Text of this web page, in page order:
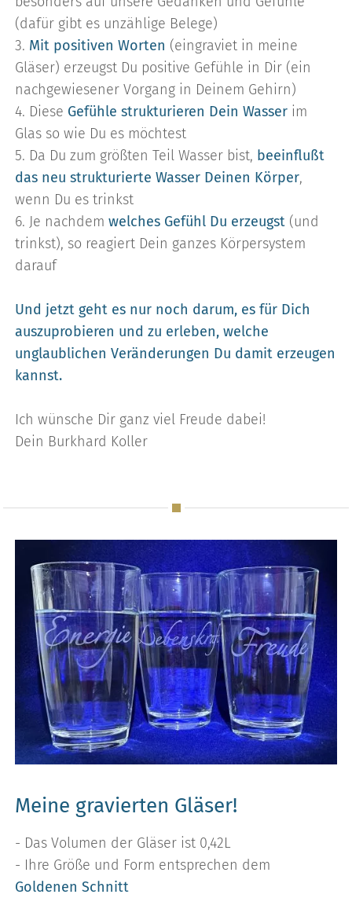
(dafür gibt es unzählige Belege)
3. Mit positiven Worten (eingraviet in meine
Gläser) erzeugst Du positive Gefühle in Dir (ein
nachgewiesener Vorgang in Deinem Gehirn)
4. Diese Gefühle strukturieren Dein Wasser im
Glas so wie Du es möchtest
5. Da Du zum größten Teil Wasser bist, beeinflußt
das neu strukturierte Wasser Deinen Körper,
wenn Du es trinkst
6. Je nachdemwelches Gefühl Du erzeugst (und
trinkst), so reagiert Dein ganzes Körpersystem
darauf
Und jetzt geht es nur noch darum, es für Dich
auszuprobieren und zu erleben, welche
unglaublichen Veränderungen Du damit erzeugen
kannst.
Ich wünsche Dir ganz viel Freude dabei!
Dein Burkhard Koller
Meine gravierten Gläser!
- Das Volumen der Gläser ist 0,42L
- Ihre Größe und Form entsprechen dem
Goldenen Schnitt